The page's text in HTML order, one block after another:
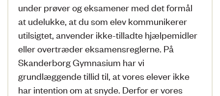
under prøver og eksamener med det formål
at udelukke, at du som elev kommunikerer
utilsigtet, anvender ikke-tilladte hjælpemidler
eller overtræder eksamensreglerne. På
Skanderborg Gymnasium har vi
grundlæggende tillid til, at vores elever ikke
har intention om at snyde. Derfor er vores